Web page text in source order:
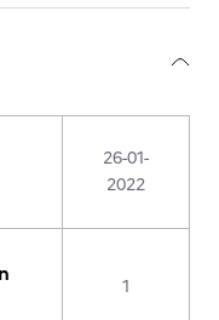
26-01-
2022
1